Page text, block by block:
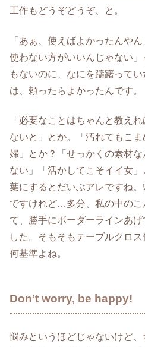
工作もどうぞどうぞ、と。
「あぁ、使えばよかったんや
使わない方がいいんじゃない
もないのに、なにを躊躇って
は、頼ったらよかったんです。
「必要なことはちゃんと教え
ないと」とか。「汚れてもこ
婦」とか？「せっかくの素材
ない」「活かしてこそイイ女
葉にするとだいぶアレですね
ですけれど…多分、私の中のこ
て、勝手にボーダーラインあ
した。そもそもテーブルクロ
何基準よね。
Don’t worry, be happy!
悩みというほどじゃないけど